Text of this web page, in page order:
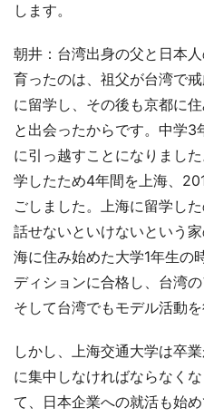
します。
朝井：台湾出身の父と日本
育ったのは、祖父が台湾で
に留学し、その後も京都に
と出会ったからです。中学3
に引っ越すことになりまし
学したため4年間を上海、
ごしました。上海に留学し
話せないといけないという
海に住み始めた大学1年生の
ディションに合格し、台湾
そして台湾でもモデル活動を
しかし、上海交通大学は卒
に集中しなければならなく
て、日本企業への就活も始